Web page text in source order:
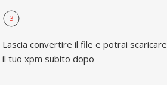
3
Lascia convertire il file e potrai scaricare
il tuo xpm subito dopo